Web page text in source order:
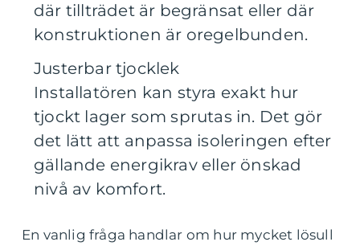
där tillträdet är begränsat eller där
konstruktionen är oregelbunden.
Justerbar tjocklek
Installatören kan styra exakt hur
tjockt lager som sprutas in. Det gör
det lätt att anpassa isoleringen efter
gällande energikrav eller önskad
nivå av komfort.
En vanlig fråga handlar om hur mycket lösull